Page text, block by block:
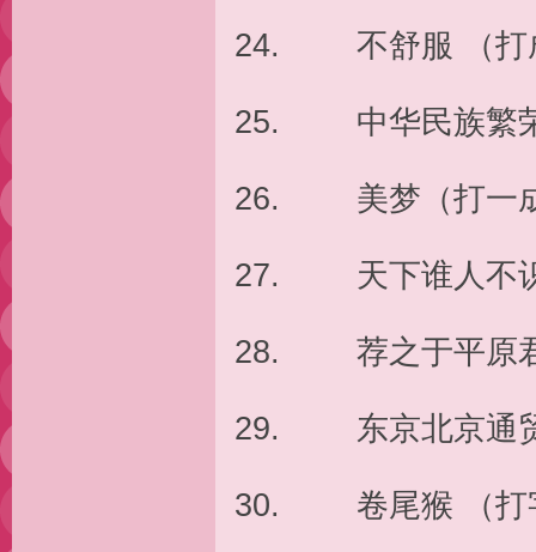
24. 不舒服 （打
25. 中华民族繁荣
26. 美梦（打一
27. 天下谁人不识
28. 荐之于平原君
29. 东京北京通贸
30. 卷尾猴 （打